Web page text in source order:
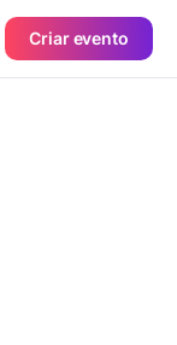
Criar evento